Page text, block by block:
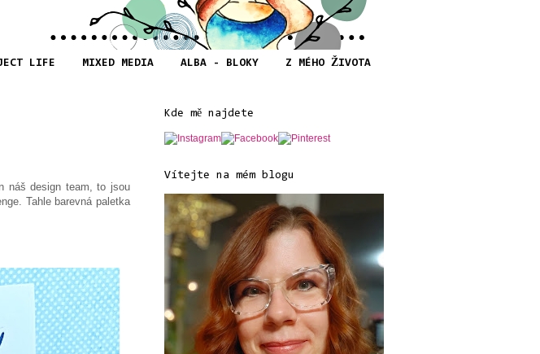
LIFE MIXED MEDIA ALBA - BLOKY Z MÉHO ŽIVOTA
náš design team, to jsou
Tahle barevná paletka
Kde mě najdete
Vítejte na mém blogu